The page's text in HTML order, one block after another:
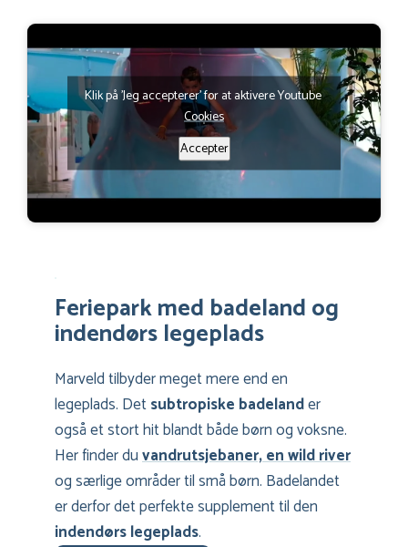
Klik på 'Jeg accepterer' for at aktivere Youtube
Cookies
Accepter
Feriepark med badeland og
indendørs legeplads
Marveld tilbyder meget mere end en
legeplads. Detsubtropiske badelander
også et stort hit blandt både børn og voksne.
Her finder duvandrutsjebaner, en wild river
og særlige områder til små børn. Badelandet
er derfor det perfekte supplement til den
indendørs legeplads.